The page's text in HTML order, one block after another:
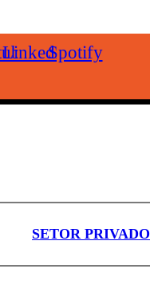
LinkedinSpotify
SETOR PRIVADO